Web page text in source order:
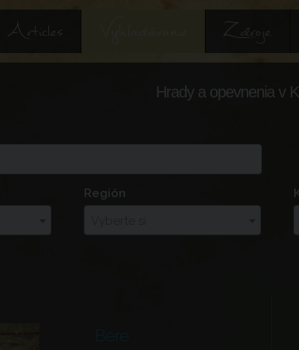
Articles Zdroje
Hrady a opevnenia v
Región
Bere